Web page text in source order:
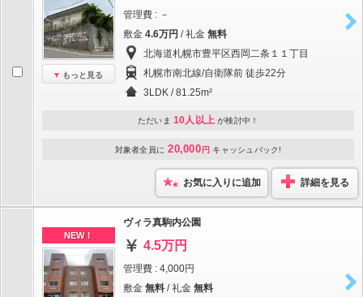
もっと見る
管理費 : －
敷金 4.6万円 / 礼金 無料
北海道札幌市豊平区西岡二条１１丁目
札幌市南北線/自衛隊前 徒歩22分
3LDK / 81.25m²
ただいま 10人以上 が検討中！
対象者全員に 20,000 円 キャッシュバック!
お気に入りに追加 詳細を見る
NEW！
ヴィラ真駒内公園
4.5万円
管理費 : 4,000円
敷金 無料 / 礼金 無料